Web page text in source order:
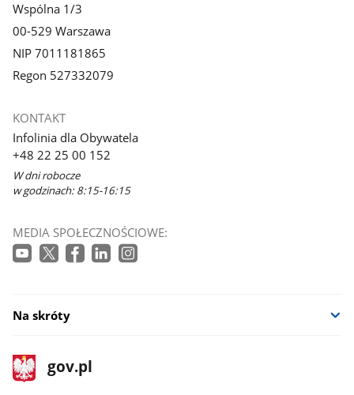
Wspólna 1/3
00-529 Warszawa
NIP 7011181865
Regon 527332079
KONTAKT
Infolinia dla Obywatela
+48 22 25 00 152
W dni robocze
w godzinach: 8:15-16:15
MEDIA SPOŁECZNOŚCIOWE:
Na skróty
stopka
gov.pl
Strona
gov.pl